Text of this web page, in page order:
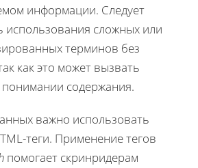
информации. Следует
использования сложных или
терминов без
как это может вызвать
понимании содержания.
важно использовать
теги. Применение тегов
помогает скринридерам